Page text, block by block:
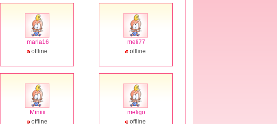
marla16
offline
meli77
offline
Miniiii
offline
meligo
offline